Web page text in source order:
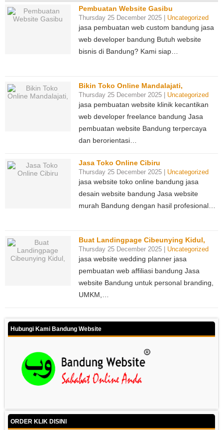
Pembuatan Website Gasibu
Thursday 25 December 2025 | Uncategorized
jasa pembuatan web custom bandung jasa
web developer bandung Butuh website
bisnis di Bandung? Kami siap…
Bikin Toko Online Mandalajati,
Thursday 25 December 2025 | Uncategorized
jasa pembuatan website klinik kecantikan
web developer freelance bandung Jasa
pembuatan website Bandung terpercaya
dan berorientasi…
Jasa Toko Online Cibiru
Thursday 25 December 2025 | Uncategorized
jasa website toko online bandung jasa
desain website bandung Jasa website
murah Bandung dengan hasil profesional…
Buat Landingpage Cibeunying Kidul,
Thursday 25 December 2025 | Uncategorized
jasa website wedding planner jasa
pembuatan web affiliasi bandung Jasa
website Bandung untuk personal branding,
UMKM,…
Hubungi Kami Bandung Website
ORDER KLIK DISINI